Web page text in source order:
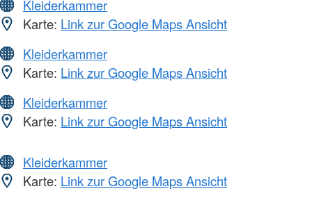
Kleiderkammer
Karte: Link zur Google Maps Ansicht
Kleiderkammer
Karte: Link zur Google Maps Ansicht
Kleiderkammer
Karte: Link zur Google Maps Ansicht
Kleiderkammer
Karte: Link zur Google Maps Ansicht